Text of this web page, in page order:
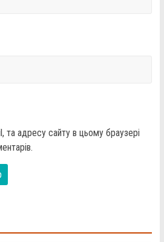
та адресу сайту в цьому браузері